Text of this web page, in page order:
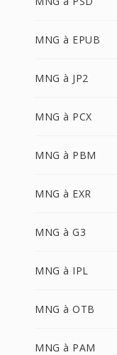
MNG à EPUB
MNG à JP2
MNG à PCX
MNG à PBM
MNG à EXR
MNG à G3
MNG à IPL
MNG à OTB
MNG à PAM